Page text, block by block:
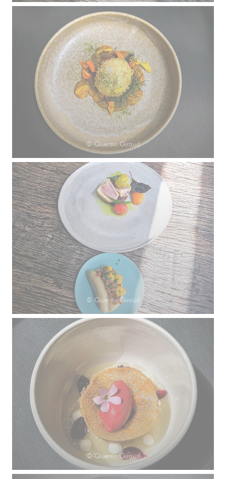
© Quentin Giroud
© Quentin Giroud
© Quentin Giroud